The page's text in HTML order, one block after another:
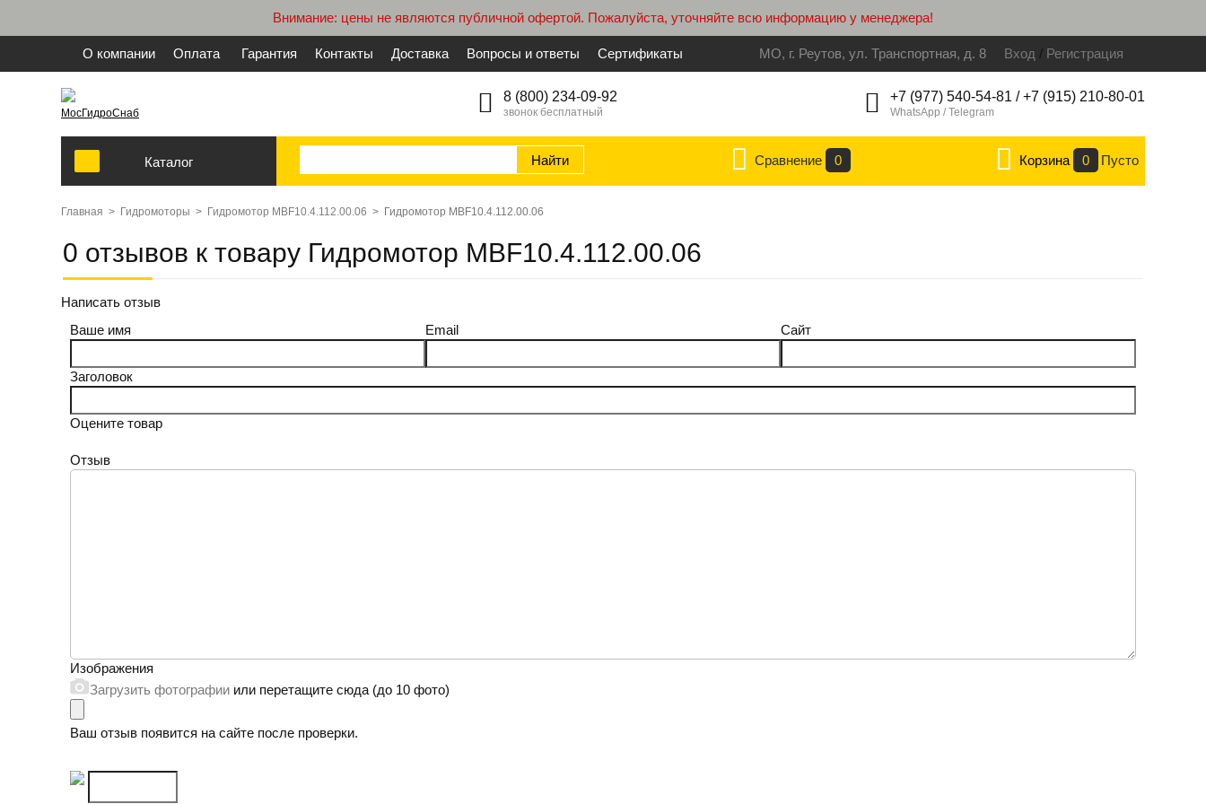
Внимание: цены не являются публичной офертой. Пожалуйста, уточняйте всю информацию у менеджера!
О компании Оплата Гарантия Контакты Доставка Вопросы и ответы Сертификаты МО, г. Реутов, ул. Транспортная, д. 8 Вход / Регистрация
МосГидроСнаб
8 (800) 234-09-92
звонок бесплатный
+7 (977) 540-54-81 / +7 (915) 210-80-01
WhatsApp / Telegram
Каталог Сравнение 0 Корзина 0 Пусто
Главная > Гидромоторы > Гидромотор MBF10.4.112.00.06 > Гидромотор MBF10.4.112.00.06
0 отзывов к товару Гидромотор MBF10.4.112.00.06
Написать отзыв
Ваше имя
Email Сайт
Заголовок
Оцените товар
Отзыв
Изображения
Загрузить фотографии или перетащите сюда (до 10 фото)
Ваш отзыв появится на сайте после проверки.